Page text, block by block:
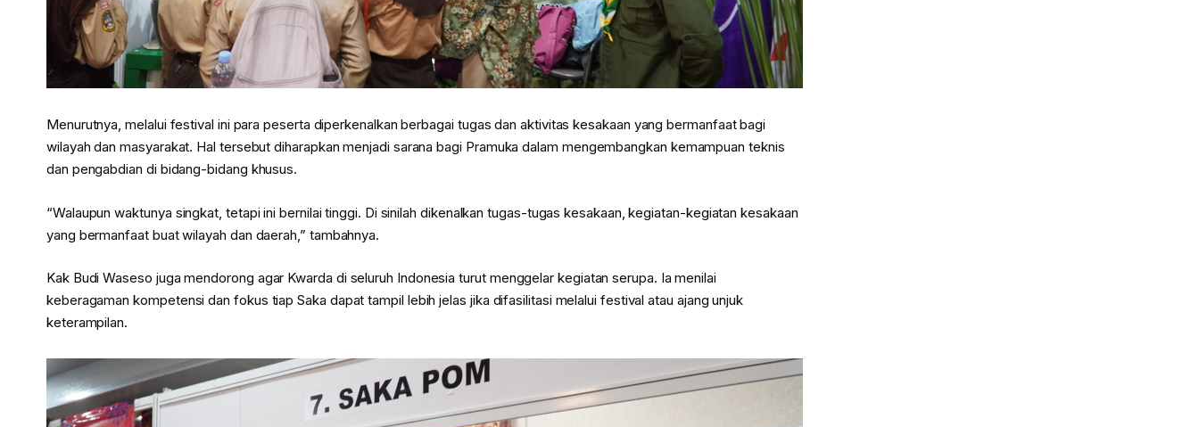
Menurutnya, melalui festival ini para peserta diperkenalkan berbagai tugas dan aktivitas kesakaan yang bermanfaat bagi
wilayah dan masyarakat. Hal tersebut diharapkan menjadi sarana bagi Pramuka dalam mengembangkan kemampuan teknis
dan pengabdian di bidang-bidang khusus.
“Walaupun waktunya singkat, tetapi ini bernilai tinggi. Di sinilah dikenalkan tugas-tugas kesakaan, kegiatan-kegiatan kesakaan
yang bermanfaat buat wilayah dan daerah,” tambahnya.
Kak Budi Waseso juga mendorong agar Kwarda di seluruh Indonesia turut menggelar kegiatan serupa. Ia menilai
keberagaman kompetensi dan fokus tiap Saka dapat tampil lebih jelas jika difasilitasi melalui festival atau ajang unjuk
keterampilan.